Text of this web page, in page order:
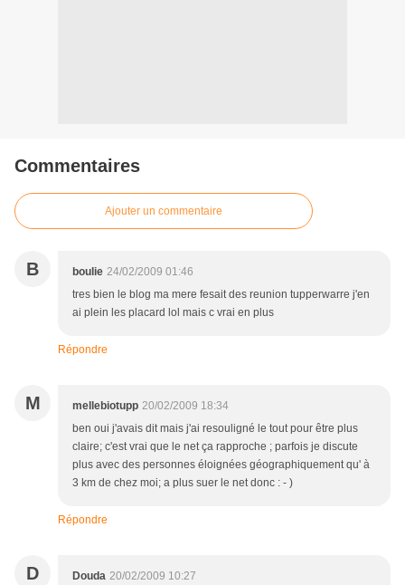
Commentaires
Ajouter un commentaire
B boulie 24/02/2009 01:46
tres bien le blog ma mere fesait des reunion tupperwarre j'en
ai plein les placard lol mais c vrai en plus
Répondre
M mellebiotupp 20/02/2009 18:34
ben oui j'avais dit mais j'ai resouligné le tout pour être plus
claire; c'est vrai que le net ça rapproche ; parfois je discute
plus avec des personnes éloignées géographiquement qu' à
3 km de chez moi; a plus suer le net donc : - )
Répondre
D Douda 20/02/2009 10:27